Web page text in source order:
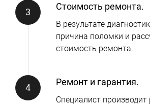
Стоимость ремонта.
В результате
причина поломки и
стоимость ремонта.
Ремонт и гарантия.
Специалист производит